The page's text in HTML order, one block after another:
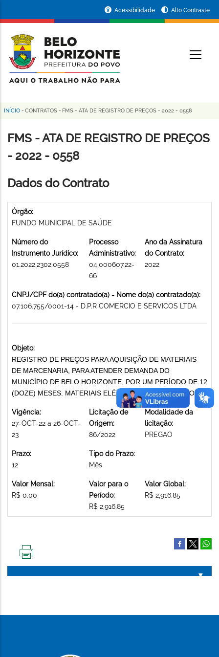
conteúdo
principal
da
Prefeitura
de
Horizonte
Acessibilidade Alto Contraste
Trilha
de
navegação
INÍCIO - CONTRATOS - FMS - ATA DE REGISTRO DE PREÇOS - 2022 - 0558
FMS - ATA DE REGISTRO DE PREÇOS
- 2022 - 0558
Dados do Contrato
Órgão:
FUNDO MUNICIPAL DE SAÚDE
Número do
Instrumento Jurídico:
01.2022.2302.0558
Processo
Administrativo:
04.000607.22-
66
Ano da Assinatura
do Contrato:
2022
CNPJ/CPF do(a) contratado(a) - Nome do(a) contratado(a):
07.106.755/0001-14 - D.P.R COMERCIO E SERVICOS LTDA
Objeto:
REGISTRO DE PREÇOS PARA AQUISIÇÃO DE MATERIAIS
DE MARCENARIA, PARA ATENDER DEMANDA DO
MUNICÍPIO DE BELO HORIZONTE, POR UM PERÍODO DE 12
(DOZE) MESES. MATERIAIS ELÉTRICOS E ELETRÔNICOS
Vigência:
27-OCT-22 a 26-OCT-
23
Licitação de
Origem:
86/2022
Modalidade da
licitação:
PREGAO
Prazo:
12
Tipo do Prazo:
Mês
Valor Mensal:
R$ 0.00
Valor para o
Período:
R$ 2,916.85
Valor Global:
R$ 2,916.85
PÁGINA